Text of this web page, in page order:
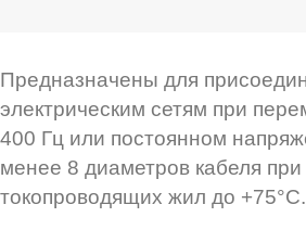
Предназначены для
электрическим сетям при
400 Гц или постоянном
менее 8 диаметров кабеля
токопроводящих жил до +75°С.